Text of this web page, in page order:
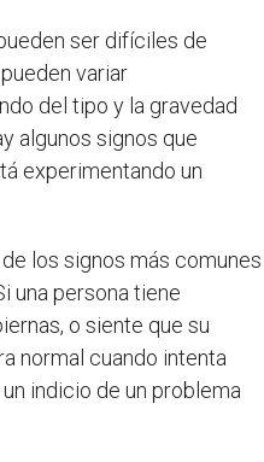
ser difíciles de
variar
del tipo y la gravedad
algunos signos que
experimentando un
los signos más comunes
una persona tiene
o siente que su
normal cuando intenta
indicio de un problema